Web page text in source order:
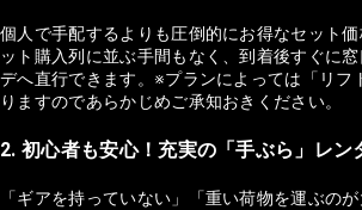
個人で手配するよりも圧倒的にお得なセット
ット購入列に並ぶ手間もなく、到着後すぐに
デへ直行できます。※プランによっては「リフ
りますのであらかじめご承知おきください。
2. 初心者も安心！充実の「手ぶら」レン
「ギアを持っていない」「重い荷物を運ぶの